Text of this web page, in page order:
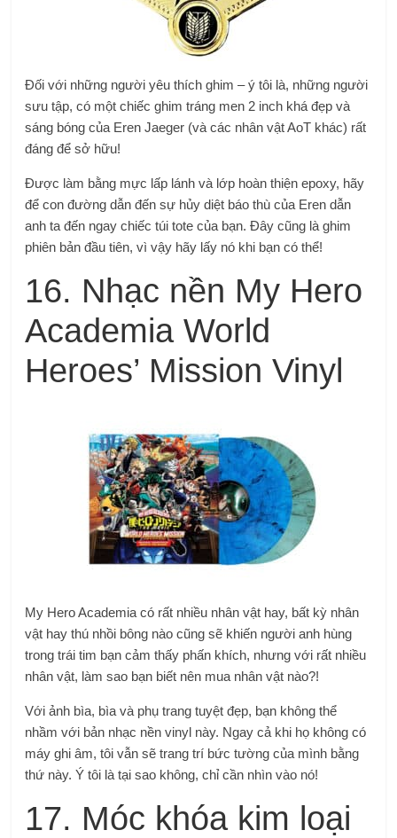
Đối với những người yêu thích ghim – ý tôi là, những người
sưu tập, có một chiếc ghim tráng men 2 inch khá đẹp và
sáng bóng của Eren Jaeger (và các nhân vật AoT khác) rất
đáng để sở hữu!
Được làm bằng mực lấp lánh và lớp hoàn thiện epoxy, hãy
để con đường dẫn đến sự hủy diệt báo thù của Eren dẫn
anh ta đến ngay chiếc túi tote của bạn. Đây cũng là ghim
phiên bản đầu tiên, vì vậy hãy lấy nó khi bạn có thể!
16. Nhạc nền My Hero
Academia World
Heroes’ Mission Vinyl
My Hero Academia có rất nhiều nhân vật hay, bất kỳ nhân
vật hay thú nhồi bông nào cũng sẽ khiến người anh hùng
trong trái tim bạn cảm thấy phấn khích, nhưng với rất nhiều
nhân vật, làm sao bạn biết nên mua nhân vật nào?!
Với ảnh bìa, bìa và phụ trang tuyệt đẹp, bạn không thể
nhầm với bản nhạc nền vinyl này. Ngay cả khi họ không có
máy ghi âm, tôi vẫn sẽ trang trí bức tường của mình bằng
thứ này. Ý tôi là tại sao không, chỉ cần nhìn vào nó!
17. Móc khóa kim loại